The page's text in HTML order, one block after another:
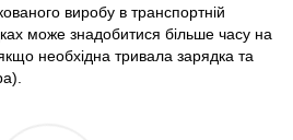
виробу в транспортній
може знадобитися більше часу на
необхідна тривала зарядка та